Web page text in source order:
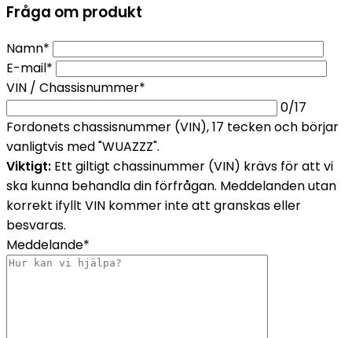
Fråga om produkt
Namn*
E-mail*
VIN / Chassisnummer*
0/17
Fordonets chassisnummer (VIN), 17 tecken och börjar
vanligtvis med "WUAZZZ".
Viktigt: Ett giltigt chassinummer (VIN) krävs för att vi
ska kunna behandla din förfrågan. Meddelanden utan
korrekt ifyllt VIN kommer inte att granskas eller
besvaras.
Meddelande*